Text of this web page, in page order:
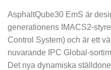
AsphaltQube30 EmS är
generationens IMACS2-
Control System) och är ett
nuvarande IPC Global-
Det nya dynamiska